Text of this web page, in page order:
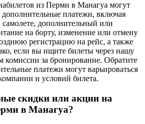
из Перми в Манагуа могут
платежи, включая
самолете, дополнительный или
на борту, изменение или отмену
регистрацию на рейс, а также
если вы ищите билеты через нашу
комиссии за бронирование. Обратите
платежи могут варьироваться
и условий билета.
скидки или акции на
в Манагуа?